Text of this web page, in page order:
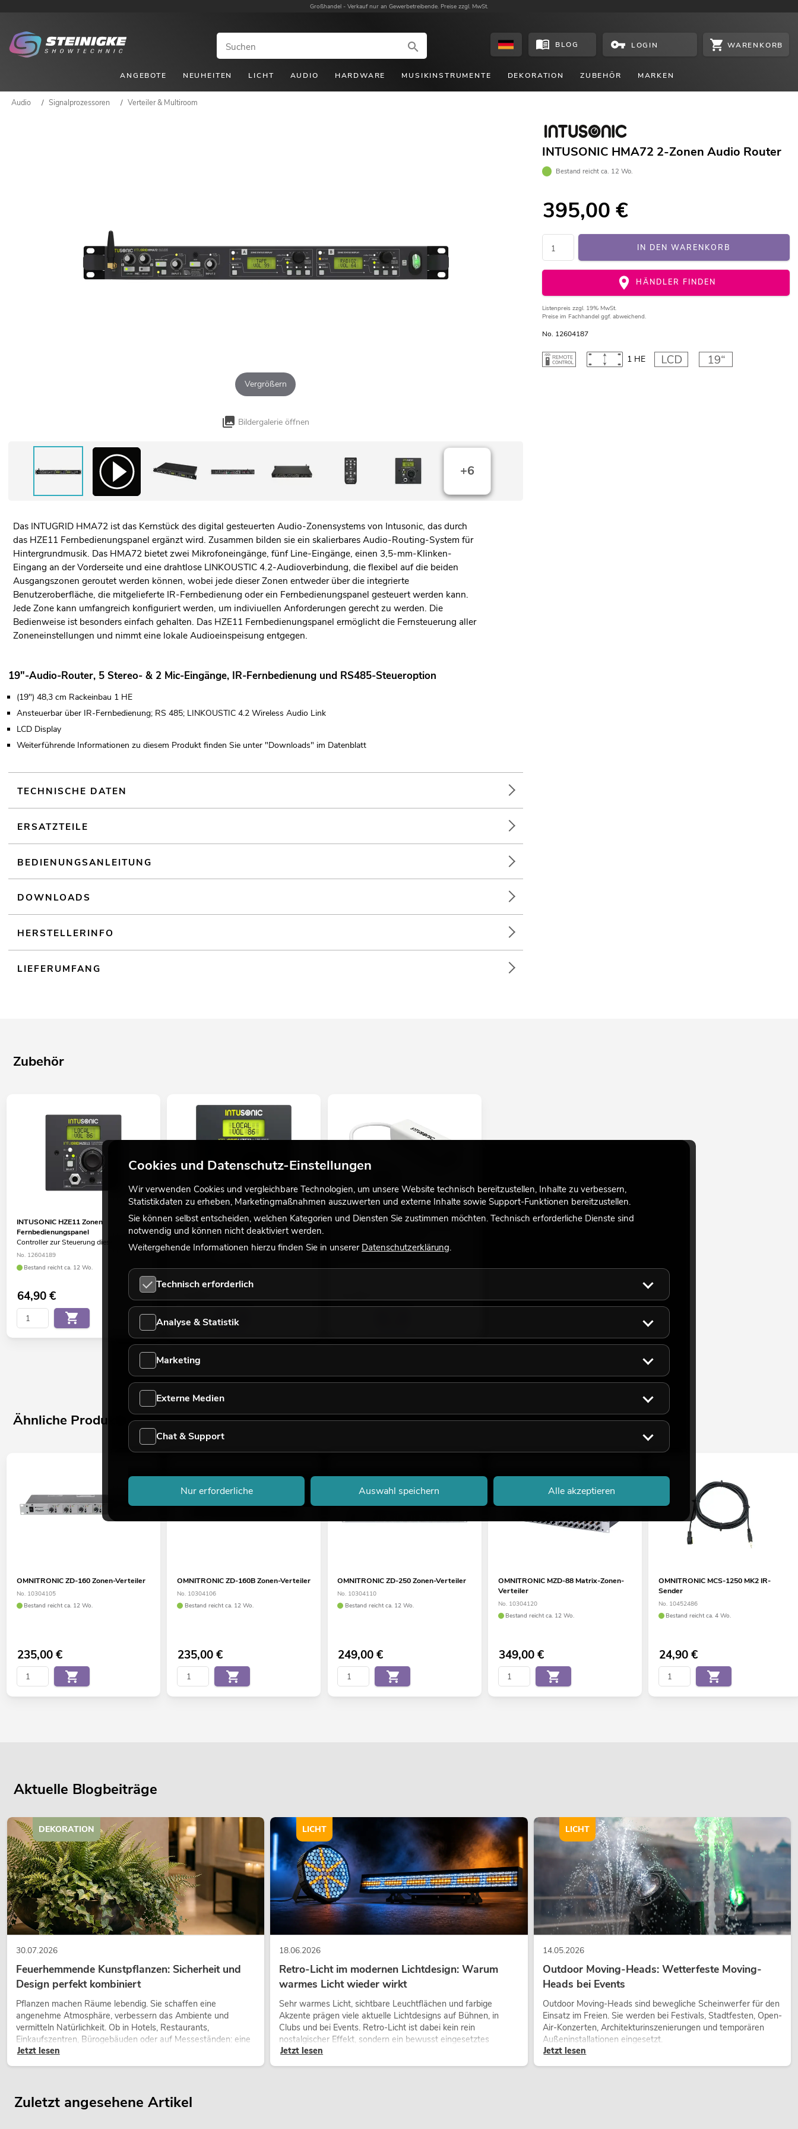
Großhandel - Verkauf nur an Gewerbetreibende. Preise zzgl. MwSt.
BLOG LOGIN WARENKORB
ANGEBOTE NEUHEITEN LICHT AUDIO HARDWARE MUSIKINSTRUMENTE DEKORATION ZUBEHÖR MARKEN
Audio / Signalprozessoren / Verteiler & Multiroom
Vergrößern
Bildergalerie öffnen
+6
INTUSONIC HMA72 2-Zonen Audio Router
Bestand reicht ca. 12 Wo.
395,00 €
IN DEN WARENKORB
HÄNDLER FINDEN
Listenpreis zzgl. 19% MwSt.
Preise im Fachhandel ggf. abweichend.
No. 12604187
1 HE
Das INTUGRID HMA72 ist das Kernstück des digital gesteuerten Audio-Zonensystems von Intusonic, das durch
das HZE11 Fernbedienungspanel ergänzt wird. Zusammen bilden sie ein skalierbares Audio-Routing-System für
Hintergrundmusik. Das HMA72 bietet zwei Mikrofoneingänge, fünf Line-Eingänge, einen 3,5-mm-Klinken-
Eingang an der Vorderseite und eine drahtlose LINKOUSTIC 4.2-Audioverbindung, die flexibel auf die beiden
Ausgangszonen geroutet werden können, wobei jede dieser Zonen entweder über die integrierte
Benutzeroberfläche, die mitgelieferte IR-Fernbedienung oder ein Fernbedienungspanel gesteuert werden kann.
Jede Zone kann umfangreich konfiguriert werden, um indiviuellen Anforderungen gerecht zu werden. Die
Bedienweise ist besonders einfach gehalten. Das HZE11 Fernbedienungspanel ermöglicht die Fernsteuerung aller
Zoneneinstellungen und nimmt eine lokale Audioeinspeisung entgegen.
19"-Audio-Router, 5 Stereo- & 2 Mic-Eingänge, IR-Fernbedienung und RS485-Steueroption
(19") 48,3 cm Rackeinbau 1 HE
Ansteuerbar über IR-Fernbedienung; RS 485; LINKOUSTIC 4.2 Wireless Audio Link
LCD Display
Weiterführende Informationen zu diesem Produkt finden Sie unter "Downloads" im Datenblatt
TECHNISCHE DATEN
ERSATZTEILE
BEDIENUNGSANLEITUNG
DOWNLOADS
HERSTELLERINFO
LIEFERUMFANG
Zubehör
INTUSONIC HZE11 Zonen
Fernbedienungspanel
Controller zur Steuerung dieses Gerätes.
No. 12604189
Bestand reicht ca. 12 Wo.
64,90€
INTUSONIC HZE11+ Zonen
Fernbedienungspanel
Controller zur Steuerung dieses Gerätes.
Bestand reicht ca. 12 Wo.
74,90€
INTUSONIC DIU485 USB-Interface
No. 12604198
32,90€
Ähnliche Produkte
OMNITRONIC ZD-160 Zonen-Verteiler
No. 10304105
Bestand reicht ca. 12 Wo.
235,00€
OMNITRONIC ZD-160B Zonen-Verteiler
No. 10304106
Bestand reicht ca. 12 Wo.
235,00€
OMNITRONIC ZD-250 Zonen-Verteiler
No. 10304110
Bestand reicht ca. 12 Wo.
249,00€
OMNITRONIC MZD-88 Matrix-Zonen-
Verteiler
No. 10304120
Bestand reicht ca. 12 Wo.
349,00€
OMNITRONIC MCS-1250 MK2 IR-
Sender
No. 10452486
Bestand reicht ca. 4 Wo.
24,90€
Aktuelle Blogbeiträge
30.07.2026
Feuerhemmende Kunstpflanzen: Sicherheit und
Design perfekt kombiniert
Pflanzen machen Räume lebendig. Sie schaffen eine
angenehme Atmosphäre, verbessern das Ambiente und
vermitteln Natürlichkeit. Ob in Hotels, Restaurants,
Einkaufszentren, Bürogebäuden oder auf Messeständen: eine
hochwertige Begrünung gehört heute längst zum modernen
Jetzt lesen
DEKORATION
18.06.2026
Retro-Licht im modernen Lichtdesign: Warum
warmes Licht wieder wirkt
Sehr warmes Licht, sichtbare Leuchtflächen und farbige
Akzente prägen viele aktuelle Lichtdesigns auf Bühnen, in
Clubs und bei Events. Retro-Licht ist dabei kein rein
nostalgischer Effekt, sondern ein bewusst eingesetztes
Gestaltungsmittel: Es schafft Atmosphäre, gibt Szenen
Jetzt lesen
LICHT
14.05.2026
Outdoor Moving-Heads: Wetterfeste Moving-
Heads bei Events
Outdoor Moving-Heads sind bewegliche Scheinwerfer für den
Einsatz im Freien. Sie werden bei Festivals, Stadtfesten, Open-
Air-Konzerten, Architekturinszenierungen und temporären
Außeninstallationen eingesetzt.
Jetzt lesen
LICHT
Zuletzt angesehene Artikel
Cookies und Datenschutz-Einstellungen
Wir verwenden Cookies und vergleichbare Technologien, um unsere Website technisch bereitzustellen, Inhalte zu verbessern,
Statistikdaten zu erheben, Marketingmaßnahmen auszuwerten und externe Inhalte sowie Support-Funktionen bereitzustellen.
Sie können selbst entscheiden, welchen Kategorien und Diensten Sie zustimmen möchten. Technisch erforderliche Dienste sind
notwendig und können nicht deaktiviert werden.
Weitergehende Informationen hierzu finden Sie in unserer Datenschutzerklärung.
Technisch erforderlich
Analyse & Statistik
Marketing
Externe Medien
Chat & Support
Nur erforderliche Auswahl speichern Alle akzeptieren